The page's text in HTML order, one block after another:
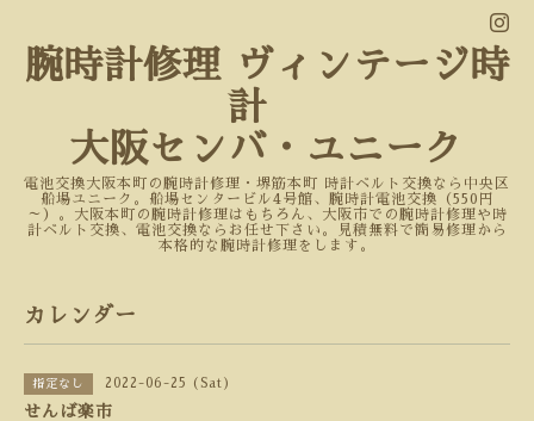
腕時計修理 ヴィンテージ時
計
大阪センバ・ユニーク
電池交換大阪本町の腕時計修理・堺筋本町 時計ベルト交換なら中央区
船場ユニーク。船場センタービル4号館、腕時計電池交換（550円
～）。大阪本町の腕時計修理はもちろん、大阪市での腕時計修理や時
計ベルト交換、電池交換ならお任せ下さい。見積無料で簡易修理から
本格的な腕時計修理をします。
カレンダー
指定なし 2022-06-25 (Sat)
せんば楽市